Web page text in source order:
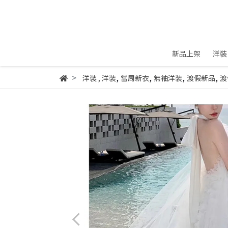
新品上架 洋裝
洋裝, 洋裝, 當周新衣, 無袖洋裝, 渡假新品,